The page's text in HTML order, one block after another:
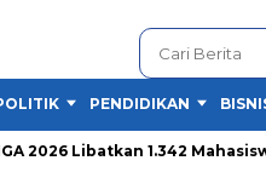
PENDIDIKAN
2026 Libatkan 1.342